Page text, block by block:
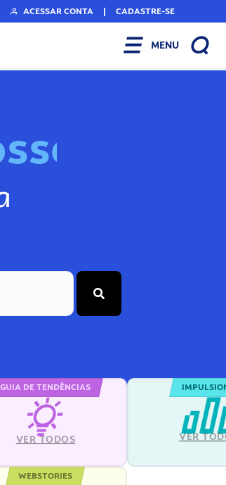
ACESSAR CONTA | CADASTRE-SE
MENU
sso
GUIA DE TENDÊNCIAS
VER TODOS VER
WEBSTORIES